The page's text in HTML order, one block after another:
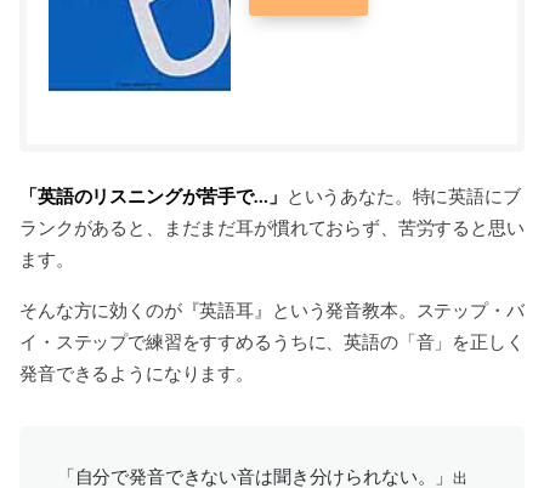
「英語のリスニングが苦手で…」 というあなた。特に英語にブ
ランクがあると、まだまだ耳が慣れておらず、苦労すると思い
ます。
そんな方に効くのが『英語耳』という発音教本。ステップ・バ
イ・ステップで練習をすすめるうちに、英語の「音」を正しく
発音できるようになります。
「自分で発音できない音は聞き分けられない。」出